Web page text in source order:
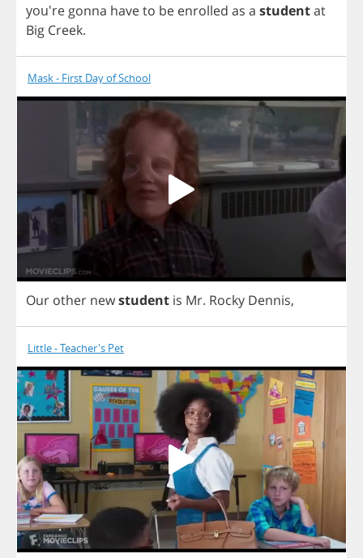
you're gonna haveto be enrolled as a studentat
Big Creek.
Mask - First Day of School
Our other newstudent is Mr. Rocky Dennis,
Little - Teacher's Pet